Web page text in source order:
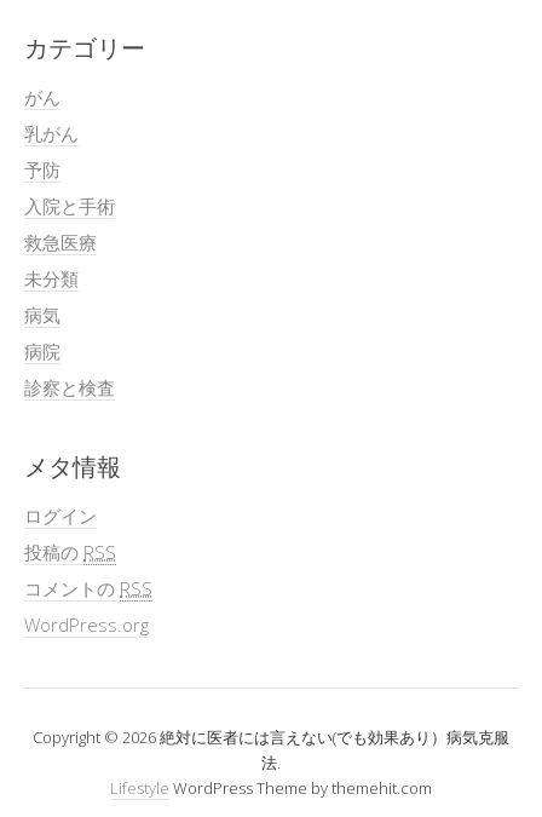
カテゴリー
がん
乳がん
予防
入院と手術
救急医療
未分類
病気
病院
診察と検査
メタ情報
ログイン
投稿の RSS
コメントの RSS
WordPress.org
Copyright © 2026 絶対に医者には言えない(でも効果あり）病気克服
法.
Lifestyle WordPress Theme by themehit.com